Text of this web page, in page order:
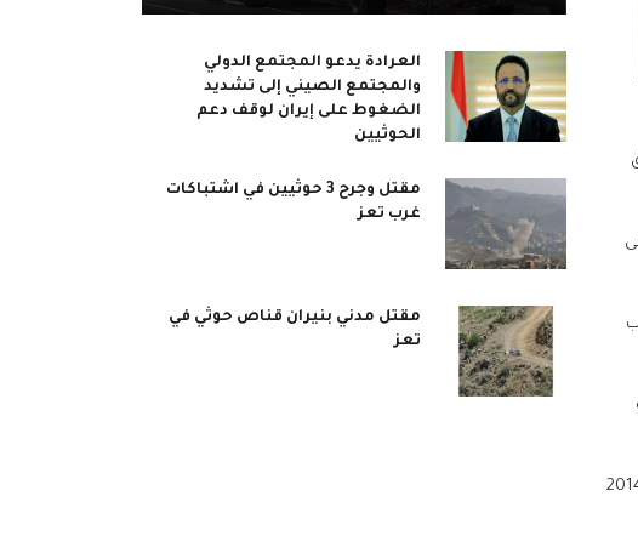
عن تفاصيل دعوى قضائية جديدة ضد سيارات "تسلا" موديل إس الصالون، إنتاج الفترة من 2014
العرادة يدعو المجتمع الدولي
والمجتمع الصيني إلى تشديد
الضغوط على إيران لوقف دعم
الحوثيين
مقتل وجرح 3 حوثيين في اشتباكات
غرب تعز
مقتل مدني بنيران قناص حوثي في
تعز